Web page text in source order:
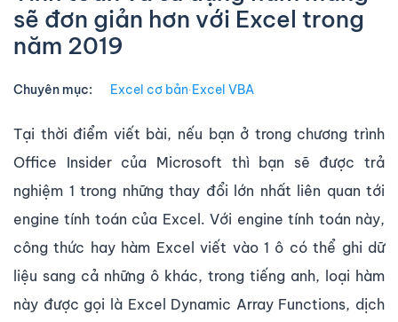
sẽ đơn giản hơn với Excel trong
năm 2019
Chuyên mục: Excel cơ bản∙Excel VBA
Tại thời điểm viết bài, nếu bạn ở trong chương trình
Office Insider của Microsoft thì bạn sẽ được trả
nghiệm 1 trong những thay đổi lớn nhất liên quan tới
engine tính toán của Excel. Với engine tính toán này,
công thức hay hàm Excel viết vào 1 ô có thể ghi dữ
liệu sang cả những ô khác, trong tiếng anh, loại hàm
này được gọi là Excel Dynamic Array Functions, dịch